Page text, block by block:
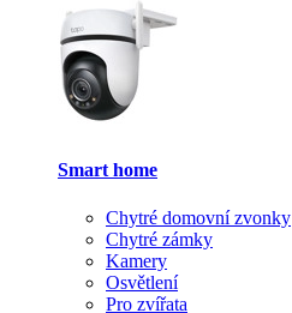
Smart home
Chytré domovní zvonky
Chytré zámky
Kamery
Osvětlení
Pro zvířata